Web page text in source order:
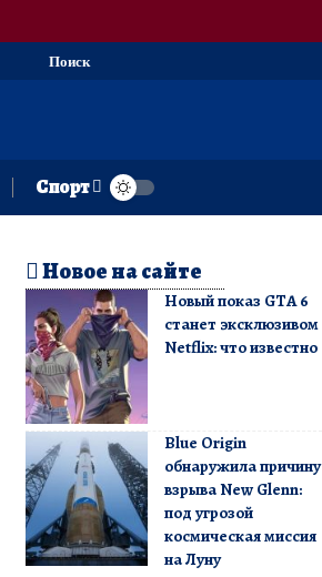
Поиск
Спорт
Новое на сайте
Новый показ GTA 6
станет эксклюзивом
Netflix: что известно
Blue Origin
обнаружила причину
взрыва New Glenn:
под угрозой
космическая миссия
на Луну